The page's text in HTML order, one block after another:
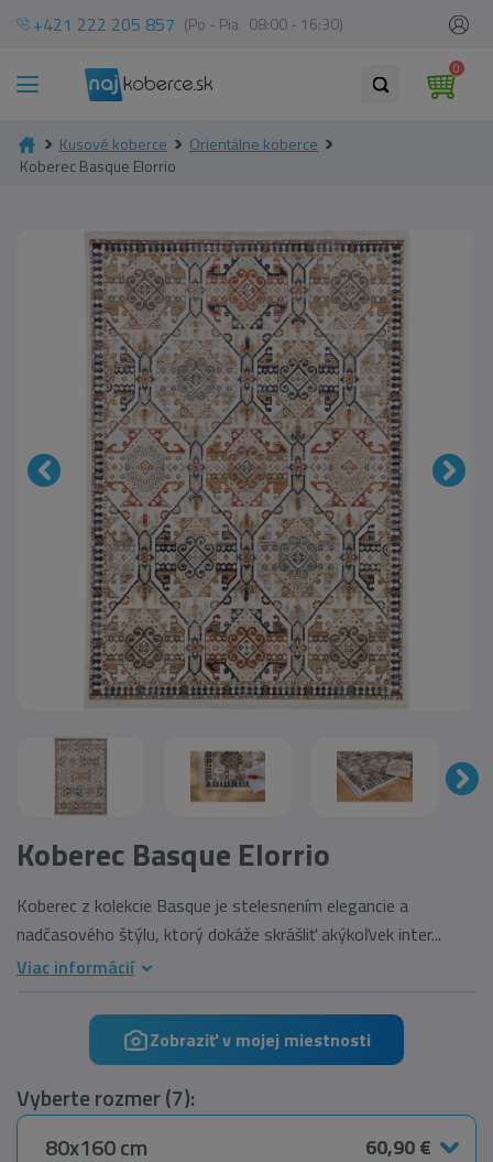
+421 222 205 857 (Po - Pia 08:00 - 16:30)
0
Kusové koberce
Orientálne koberce
Koberec Basque Elorrio
Koberec Basque Elorrio
Koberec z kolekcie Basque je stelesnením elegancie a
nadčasového štýlu, ktorý dokáže skrášliť akýkoľvek inter...
Viac informácií
Zobraziť v mojej miestnosti
Vyberte rozmer (7):
80x160 cm
60,90 €